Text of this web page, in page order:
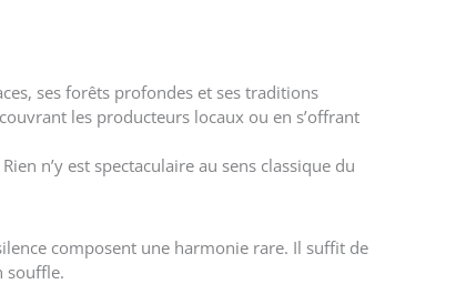
ses forêts profondes et ses traditions
les producteurs locaux ou en s’offrant
n’y est spectaculaire au sens classique du
composent une harmonie rare. Il suffit de
souffle.